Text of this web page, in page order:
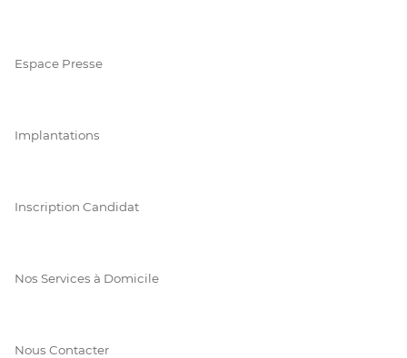
Espace Presse
Implantations
Inscription Candidat
Nos Services à Domicile
Nous Contacter